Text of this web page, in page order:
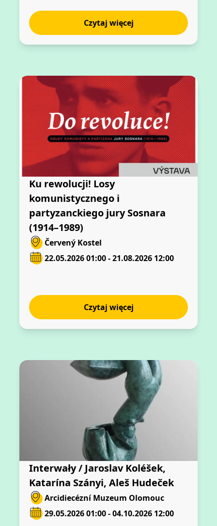
Czytaj więcej
Ku rewolucji! Losy
komunistycznego i
partyzanckiego jury Sosnara
(1914–1989)
Červený Kostel
22.05.2026 01:00 - 21.08.2026 12:00
Czytaj więcej
Interwały / Jaroslav Koléšek,
Katarína Szányi, Aleš Hudeček
Arcidiecézní Muzeum Olomouc
29.05.2026 01:00 - 04.10.2026 12:00